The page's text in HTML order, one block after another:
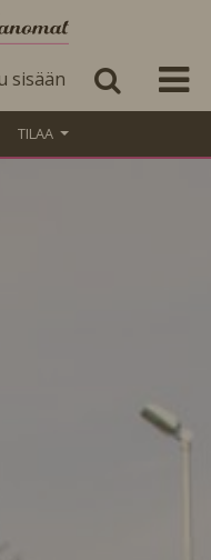
sisään
TILAA